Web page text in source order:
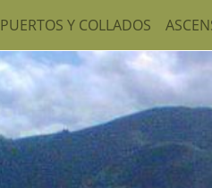
PUERTOS Y COLLADOS